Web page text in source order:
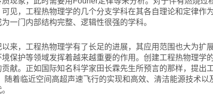
见，工程热物理学的几个分支学科在其各自理论和定律作
一门内部结构完整、逻辑性很强的学科。
来，工程热物理学有了长足的进展，其应用范围也大为扩
保护等领域发挥着越来越重要的作用。创建工程热物理学
献。正如国际知名科学家田长霖先生所预言的那样，提出
随着临近空间高超声速飞行的实现和高效、清洁能源技术以